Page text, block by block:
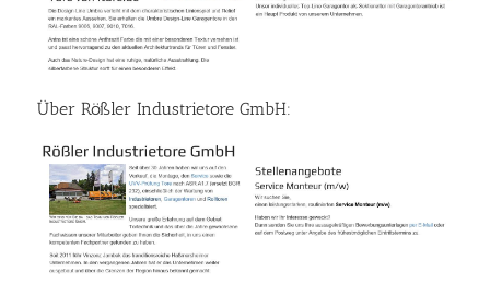
Über Rößler Industrietore GmbH: